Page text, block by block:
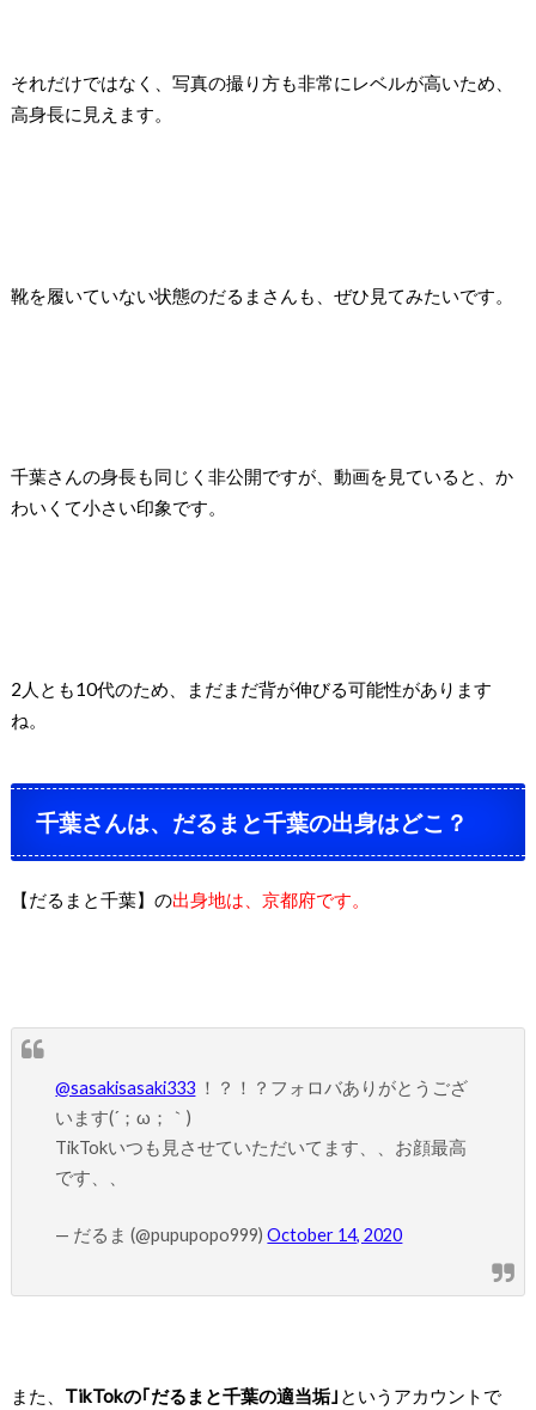
それだけではなく、写真の撮り方も非常にレベルが高いため、
高身長に見えます。
靴を履いていない状態のだるまさんも、ぜひ見てみたいです。
千葉さんの身長も同じく非公開ですが、動画を見ていると、か
わいくて小さい印象です。
2人とも10代のため、まだまだ背が伸びる可能性があります
ね。
千葉さんは、だるまと千葉の出身はどこ？
【だるまと千葉】の出身地は、京都府です。
@sasakisasaki333 ！？！？フォロバありがとうござ
います(´；ω；｀)
TikTokいつも見させていただいてます、、お顔最高
です、、
— だるま (@pupupopo999)October 14, 2020
また、 TikTokの｢だるまと千葉の適当垢｣ というアカウントで